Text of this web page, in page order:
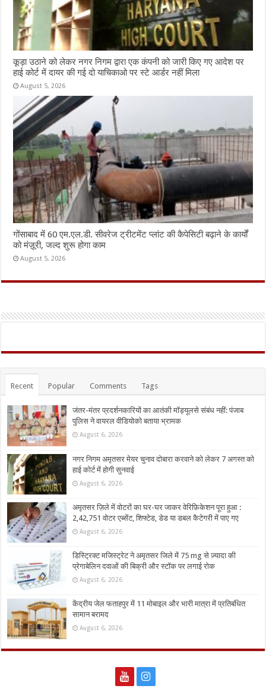
कूड़ा उठाने को लेकर नगर निगम द्वारा एक कंपनी को जारी किए गए आदेश पर
हाई कोर्ट में दायर की गई दो याचिकाओ पर स्टे आर्डर नहीं मिला
August 5, 2026
गोंसाबाद में 60 एम.एल.डी. सीवरेज ट्रीटमेंट प्लांट की कैपेसिटी बढ़ाने के कार्यों
को मंज़ूरी, जल्द शुरू होगा काम
August 5, 2026
Recent Popular Comments Tags
जंतर-मंतर प्रदर्शनकारियों का आतंकी मॉड्यूलसे संबंध नहीं: पंजाब
पुलिस ने वायरल वीडियोको बताया भ्रामक
August 6, 2026
नगर निगम अमृतसर मेयर चुनाव दोबारा करवाने को लेकर 7 अगस्त को
हाई कोर्ट में होगी सुनवाई
August 6, 2026
अमृतसर ज़िले में वोटरों का घर-घर जाकर वेरिफ़िकेशन पूरा हुआ :
2,42,751 वोटर एब्सेंट, शिफ्टेड, डेड या डबल कैटेगरी में पाए गए
August 6, 2026
डिस्ट्रिक्ट मजिस्ट्रेट ने अमृतसर जिले में 75 mg से ज़्यादा की
प्रेगाबेलिन दवाओं की बिक्री और स्टॉक पर लगाई रोक
August 6, 2026
केंद्रीय जेल फताहपुर में 11 मोबाइल और भारी मात्रा में प्रतिबंधित
सामान बरामद
August 6, 2026